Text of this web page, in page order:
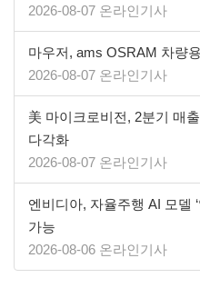
2026-08-07 온라인기사
마우저, ams OSRAM 차량
2026-08-07 온라인기사
美 마이크로비전, 2분기 매
다각화
2026-08-07 온라인기사
엔비디아, 자율주행 AI 모델
가능
2026-08-06 온라인기사